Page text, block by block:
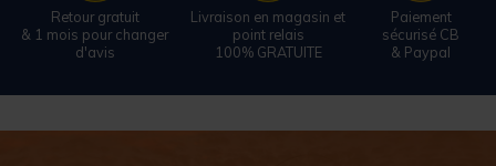
Retour gratuit
& 1 mois pour changer
d'avis
Livraison en magasin et
point relais
100% GRATUITE
Paiement
sécurisé CB
& Paypal